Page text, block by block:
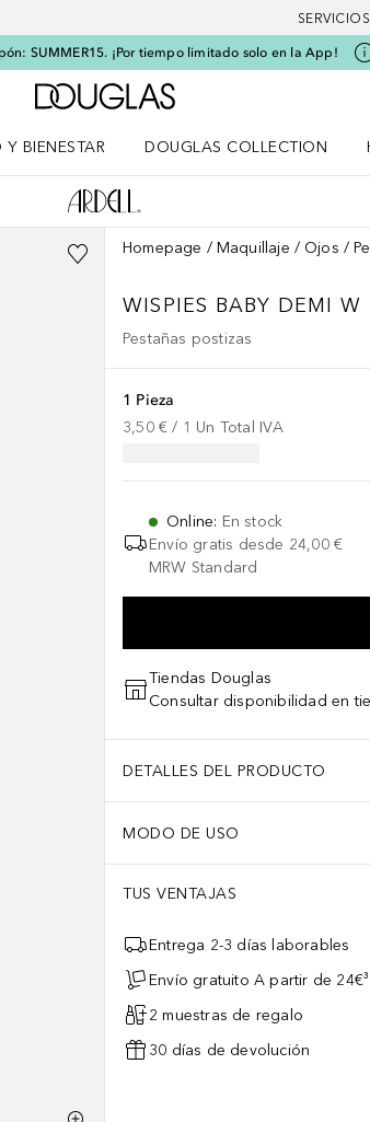
SUMMER15. ¡Por tiempo limitado solo en la App!
A Douglas Home
Y BIENESTAR
DOUGLAS COLLECTION
Homepage Maquillaje Ojos
WISPIES BABY DEMI W
Pestañas postizas
1 Pieza
3,50 € / 1 Un Total IVA
Online: En stock
Envío gratis desde 24,00 €
MRW Standard
Tiendas Douglas
Consultar disponibilidad en
DETALLES DEL PRODUCTO
MODO DE USO
TUS VENTAJAS
Entrega 2-3 días laborables
Envío gratuito A partir de 24€³
2 muestras de regalo
30 días de devolución